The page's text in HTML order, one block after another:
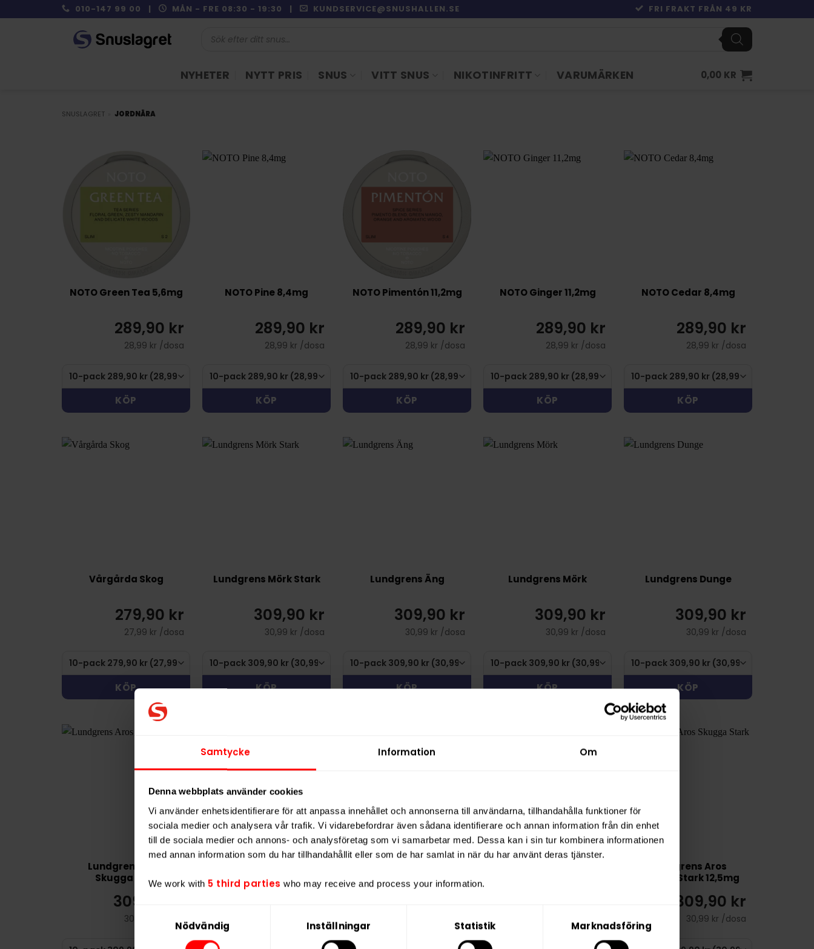
Samtycke Information Om
Denna webbplats använder cookies
Vi använder enhetsidentifierare för att anpassa innehållet och annonserna till användarna, tillhandahålla funktioner för
sociala medier och analysera vår trafik. Vi vidarebefordrar även sådana identifierare och annan information från din enhet
till de sociala medier och annons- och analysföretag som vi samarbetar med. Dessa kan i sin tur kombinera informationen
med annan information som du har tillhandahållit eller som de har samlat in när du har använt deras tjänster.
We work with 5 third parties who may receive and process your information.
Nödvändig Inställningar Statistik Marknadsföring
to
010-147 99 00 | MÅN - FRE 08:30 - 19:30 | KUNDSERVICE@SNUSHALLEN.SE FRI FRAKT FRÅN 49 KR
NYHETER NYTT PRIS SNUS VITT SNUS NIKOTINFRITT VARUMÄRKEN 0,00 KR
SNUSLAGRET JORDNÄRA
NOTO Green Tea 5,6mg
289,90 kr
28,99 kr /dosa
KÖP
NOTO Pine 8,4mg
289,90 kr
28,99 kr /dosa
KÖP
NOTO Pimentón 11,2mg
289,90 kr
28,99 kr /dosa
KÖP
NOTO Ginger 11,2mg
289,90 kr
28,99 kr /dosa
KÖP
NOTO Cedar 8,4mg
289,90 kr
28,99 kr /dosa
KÖP
Vårgårda Skog
279,90 kr
27,99 kr /dosa
KÖP
Lundgrens Mörk Stark
309,90 kr
30,99 kr /dosa
KÖP
Lundgrens Äng
309,90 kr
30,99 kr /dosa
KÖP
Lundgrens Mörk
309,90 kr
30,99 kr /dosa
KÖP
Lundgrens Dunge
309,90 kr
30,99 kr /dosa
KÖP
Lundgrens Aros
Skugga 8mg
309,90 kr
30,99 kr /dosa
Frostnatt 10mg
30,99 kr /dosa
Lundgrens Aros
Skugga Stark 12,5mg
309,90 kr
30,99 kr /dosa